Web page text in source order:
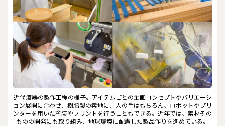
近代漆器の製作工程の様子。アイテムごとの企画コンセプトやバリエーシ
ョン展開に合わせ、樹脂製の素地に、人の手はもちろん、ロボットやプリ
ンターを用いた塗装やプリントを行うこともできる。近年では、素材その
ものの開発にも取り組み、地球環境に配慮した製品作りを進めている。